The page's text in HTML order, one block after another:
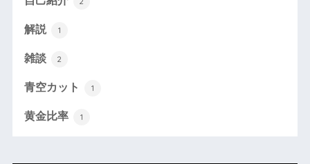
解説 1
雑談 2
青空カット 1
黄金比率 1